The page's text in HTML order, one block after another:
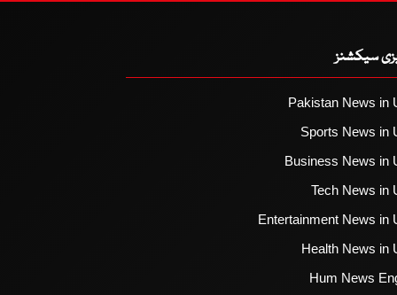
سیکشنز
Pakistan News in
Sports News in
Business News in
Tech News in
Entertainment News in
Health News in
Hum News